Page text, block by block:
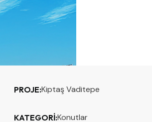
PROJE:Kiptaş Vaditepe
KATEGORI:Konutlar